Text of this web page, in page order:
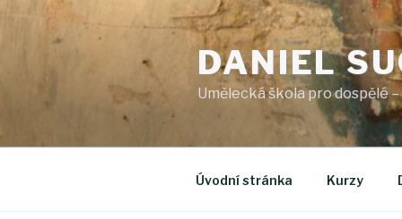
Přejít
DANIEL
Umělecká škola pro dospělé
Úvodní stránka Kurzy